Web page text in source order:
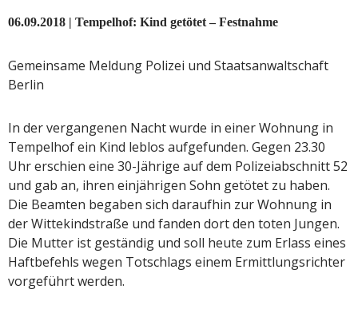
06.09.2018 | Tempelhof: Kind getötet – Festnahme
Gemeinsame Meldung Polizei und Staatsanwaltschaft
Berlin
In der vergangenen Nacht wurde in einer Wohnung in
Tempelhof ein Kind leblos aufgefunden. Gegen 23.30
Uhr erschien eine 30-Jährige auf dem Polizeiabschnitt 52
und gab an, ihren einjährigen Sohn getötet zu haben.
Die Beamten begaben sich daraufhin zur Wohnung in
der Wittekindstraße und fanden dort den toten Jungen.
Die Mutter ist geständig und soll heute zum Erlass eines
Haftbefehls wegen Totschlags einem Ermittlungsrichter
vorgeführt werden.